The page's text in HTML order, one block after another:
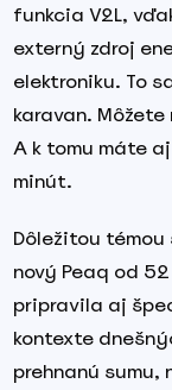
funkcia V2L,
externý zdroj
elektroniku. To
karavan.
A k tomu máte
minút.
Dôležitou
nový Peaq od
pripravila aj
kontexte
prehnanú sumu,